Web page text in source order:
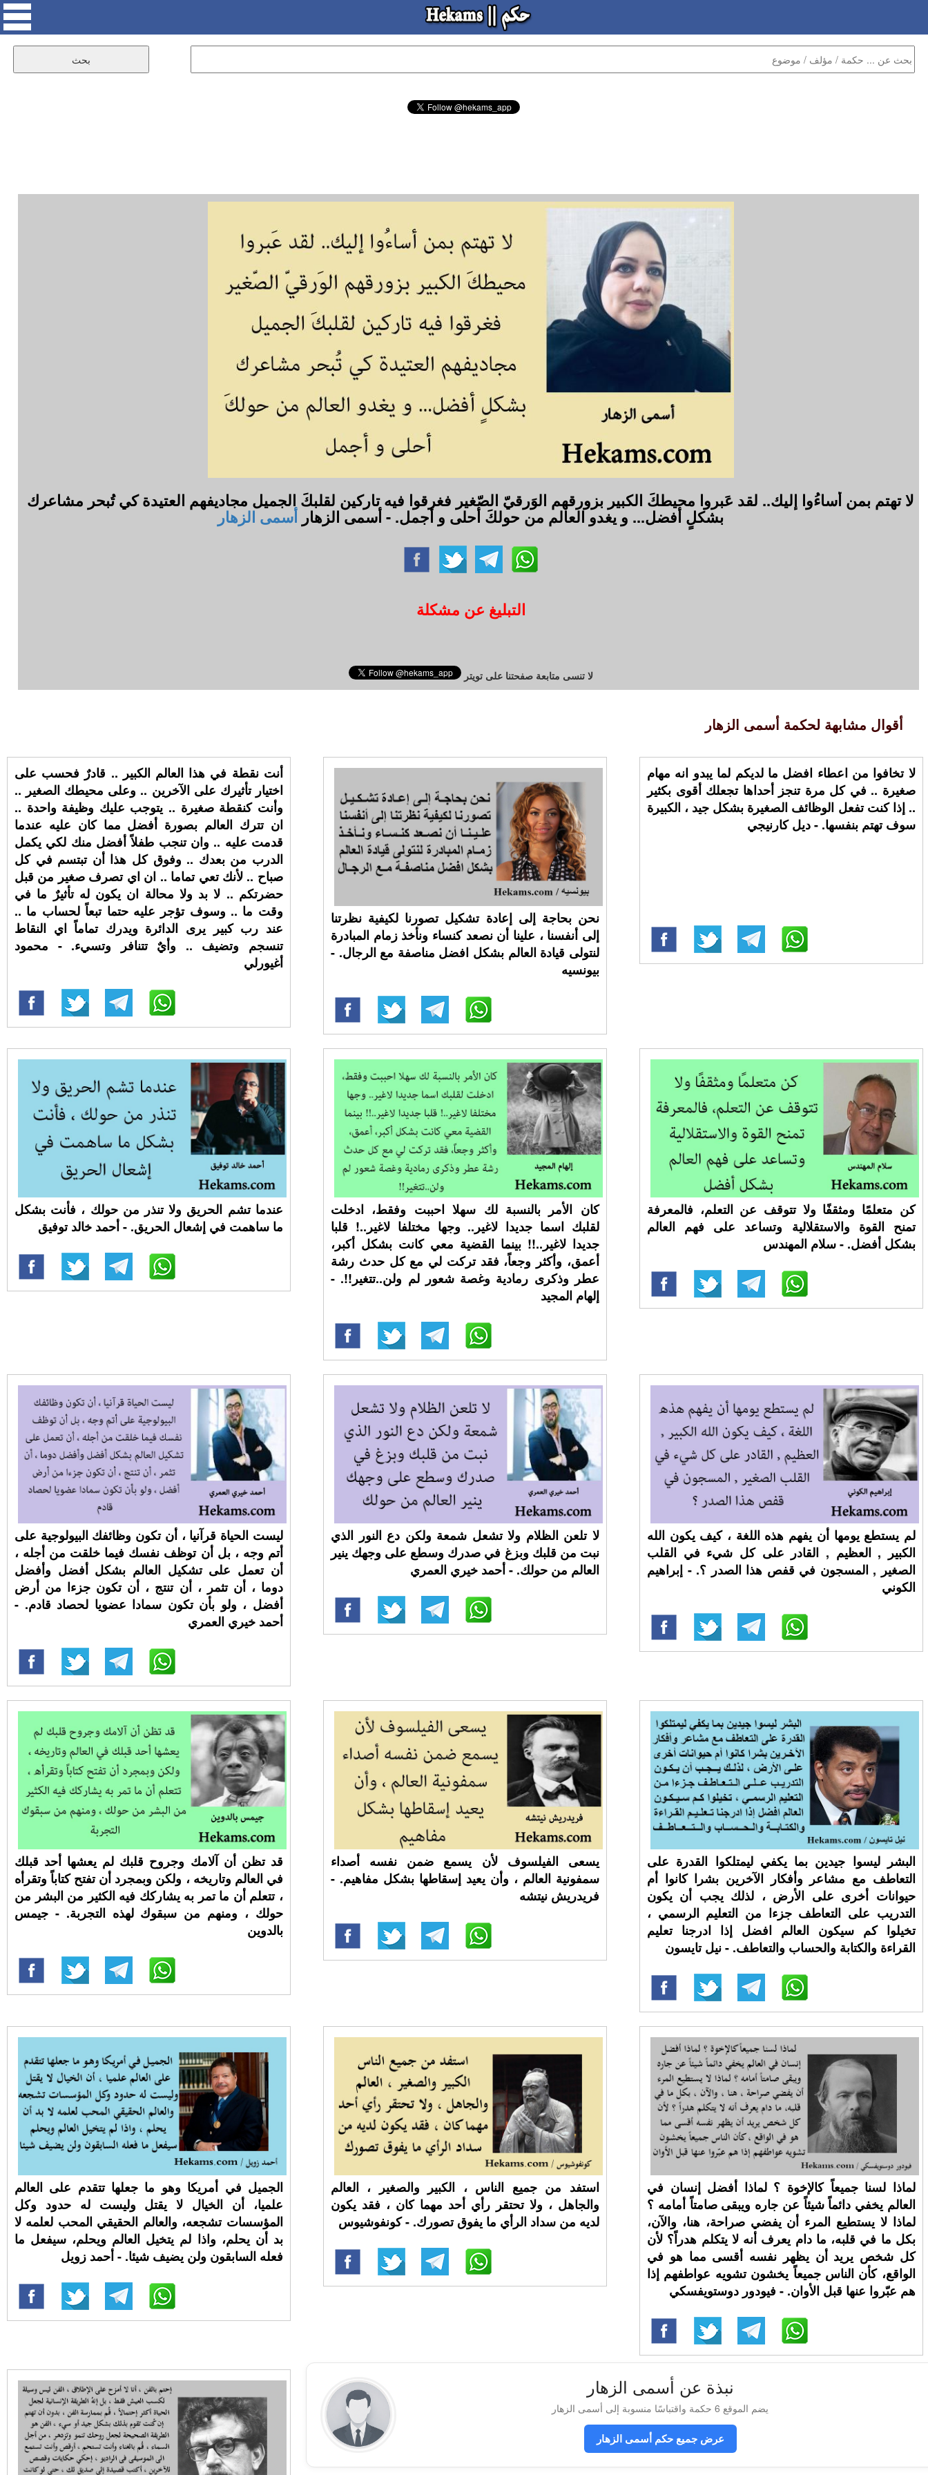
لا تهتم بمن أساءُوا إليك.. لقد عَبروا محيطكَ الكبير بزورقهم الوَرقيّ الصّغير فغرقوا فيه تاركين لقلبكَ الجميل مجاديفهم العتيدة كي تُبحر مشاعرك
بشكلٍ أفضل... و يغدو العالم من حولكَ أحلى و أجمل. - أسمى الزهار أسمى الزهار
التبليغ عن مشكلة
لا تنسى متابعة صفحتنا على تويتر
أقوال مشابهة لحكمة أسمى الزهار
أنت نقطة في هذا العالم الكبير .. قادرٌ فحسب على
اختيار تأثيرك على الآخرين .. وعلى محيطك الصغير ..
وأنت كنقطة صغيرة .. يتوجب عليك وظيفة واحدة ..
ان تترك العالم بصورة أفضل مما كان عليه عندما
قدمت عليه .. وان تنجب طفلاً أفضل منك لكي يكمل
الدرب من بعدك .. وفوق كل هذا أن تبتسم في كل
صباح .. لأنك تعي تماما .. ان اي تصرف صغير من قبل
حضرتكم .. لا بد ولا محالة ان يكون له تأثيرٌ ما في
وقت ما .. وسوف تؤجر عليه حتما تبعاً لحساب ما ..
عند رب كبير يرى الدائرة ويدرك تماماً اي النقاط
تنسجم وتضيف .. وأيٌ تتنافر وتسيء. - محمود
أغيورلي
نحن بحاجة إلى إعادة تشكيل تصورنا لكيفية نظرتنا
إلى أنفسنا ، علينا أن نصعد كنساء ونأخذ زمام المبادرة
لنتولى قيادة العالم بشكل افضل مناصفة مع الرجال. -
بيونسيه
لا تخافوا من اعطاء افضل ما لديكم لما يبدو انه مهام
صغيرة .. في كل مرة تنجز أحداها تجعلك أقوى بكثير
.. إذا كنت تفعل الوظائف الصغيرة بشكل جيد ، الكبيرة
سوف تهتم بنفسها. - ديل كارنيجي
عندما تشم الحريق ولا تنذر من حولك ، فأنت بشكل
ما ساهمت في إشعال الحريق. - أحمد خالد توفيق
كان الأمر بالنسبة لك سهلا احببت وفقط، ادخلت
لقلبك اسما جديدا لاغير.. وجها مختلفا لاغير..! قلبا
جديدا لاغير..!! بينما القضية معي كانت بشكل أكبر،
أعمق، وأكثر وجعاً، فقد تركت لي مع كل حدث رشة
عطر وذكرى رمادية وغصة شعور لم ولن..تتغير!!. -
إلهام المجيد
كن متعلمًا ومثقفًا ولا تتوقف عن التعلم، فالمعرفة
تمنح القوة والاستقلالية وتساعد على فهم العالم
بشكل أفضل. - سلام المهندس
ليست الحياة قرآنيا ، أن تكون وظائفك البيولوجية على
أتم وجه ، بل أن توظف نفسك فيما خلقت من أجله ،
أن تعمل على تشكيل العالم بشكل أفضل وأفضل
دوما ، أن تثمر ، أن تنتج ، أن تكون جزءا من أرض
أفضل ، ولو بأن تكون سمادا عضويا لحصاد قادم. -
أحمد خيري العمري
لا تلعن الظلام ولا تشعل شمعة ولكن دع النور الذي
نبت من قلبك وبزغ في صدرك وسطع على وجهك ينير
العالم من حولك. - أحمد خيري العمري
لم يستطع يومها أن يفهم هذه اللغة ، كيف يكون الله
الكبير , العظيم , القادر على كل شيء في القلب
الصغير , المسجون في قفص هذا الصدر ؟. - إبراهيم
الكوني
قد تظن أن آلامك وجروح قلبك لم يعشها أحد قبلك
في العالم وتاريخه ، ولكن وبمجرد أن تفتح كتاباً وتقرأه
، تتعلم أن ما تمر به يشاركك فيه الكثير من البشر من
حولك ، ومنهم من سبقوك لهذه التجربة. - جيمس
بالدوين
يسعى الفيلسوف لأن يسمع ضمن نفسه أصداء
سمفونية العالم ، وأن يعيد إسقاطها بشكل مفاهيم. -
فريدريش نيتشه
البشر ليسوا جيدين بما يكفي ليمتلكوا القدرة على
التعاطف مع مشاعر وأفكار الآخرين بشرا كانوا أم
حيوانات أخرى على الأرض ، لذلك يجب أن يكون
التدريب على التعاطف جزءا من التعليم الرسمي ،
تخيلوا كم سيكون العالم افضل إذا ادرجنا تعليم
القراءة والكتابة والحساب والتعاطف. - نيل تايسون
الجميل في أمريكا وهو ما جعلها تتقدم على العالم
علميا، أن الخيال لا يقتل وليست له حدود وكل
المؤسسات تشجعه، والعالم الحقيقي المحب لعلمه لا
بد أن يحلم، واذا لم يتخيل العالم ويحلم، سيفعل ما
فعله السابقون ولن يضيف شيئا. - أحمد زويل
استفد من جميع الناس ، الكبير والصغير ، العالم
والجاهل ، ولا تحتقر رأي أحد مهما كان ، فقد يكون
لديه من سداد الرأي ما يفوق تصورك. - كونفوشيوس
لماذا لسنا جميعاً كالإخوة ؟ لماذا أفضل إنسان في
العالم يخفي دائماً شيئاً عن جاره ويبقى صامتاً أمامه ؟
لماذا لا يستطيع المرء أن يفضي صراحة، هنا، والآن،
بكل ما في قلبه، ما دام يعرف أنه لا يتكلم هدراً؟ لأن
كل شخص يريد أن يظهر نفسه أقسى مما هو في
الواقع، كأن الناس جميعاً يخشون تشويه عواطفهم إذا
هم عبّروا عنها قبل الأوان. - فيودور دوستويفسكي
نبذة عن أسمى الزهار
يضم الموقع 6 حكمة واقتباسًا منسوبة إلى أسمى الزهار
عرض جميع حكم أسمى الزهار